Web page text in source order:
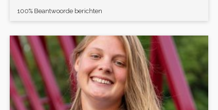
100% Beantwoorde berichten